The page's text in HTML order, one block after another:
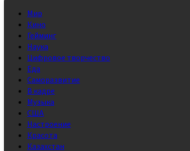
Мир
Кино
Гейминг
Наука
Цифровое творчество
Еда
Саморазвитие
В кадре
Музыка
США
Настроение
Красота
Казахстан